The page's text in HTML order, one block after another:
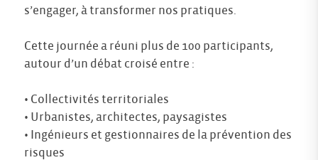
s’engager, à transformer nos pratiques.
Cette journée a réuni plus de 100 participants,
autour d’un débat croisé entre :
• Collectivités territoriales
• Urbanistes, architectes, paysagistes
• Ingénieurs et gestionnaires de la prévention des
risques